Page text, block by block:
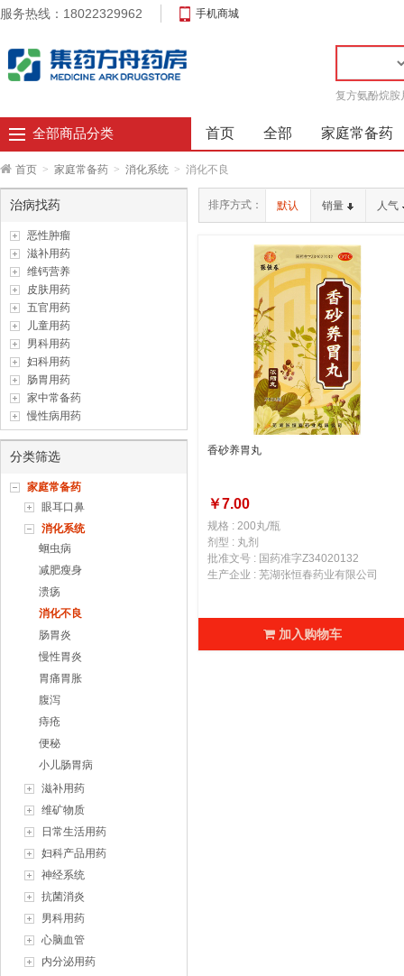
服务热线：18022329962 手机商城
复方氨酚烷胺
全部商品分类 首页 全部 家庭常备药
首页 > 家庭常备药 > 消化系统 > 消化不良
治病找药
恶性肿瘤
滋补用药
维钙营养
皮肤用药
五官用药
儿童用药
男科用药
妇科用药
肠胃用药
家中常备药
慢性病用药
分类筛选
家庭常备药
眼耳口鼻
消化系统
蛔虫病
减肥瘦身
溃疡
消化不良
肠胃炎
慢性胃炎
胃痛胃胀
腹泻
痔疮
便秘
小儿肠胃病
滋补用药
维矿物质
日常生活用药
妇科产品用药
神经系统
抗菌消炎
男科用药
心脑血管
内分泌用药
排序方式： 默认 销量 人气
香砂养胃丸
￥7.00
规格 : 200丸/瓶
剂型 : 丸剂
批准文号 : 国药准字Z34020132
生产企业 : 芜湖张恒春药业有限公司
加入购物车